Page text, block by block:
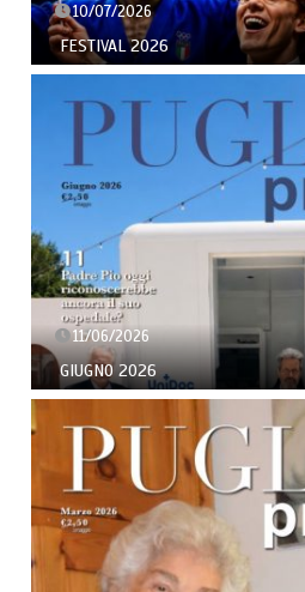
10/07/2026
FESTIVAL 2026
11/06/2026
GIUGNO 2026